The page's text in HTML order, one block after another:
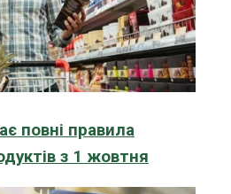
повні правила
з 1 жовтня